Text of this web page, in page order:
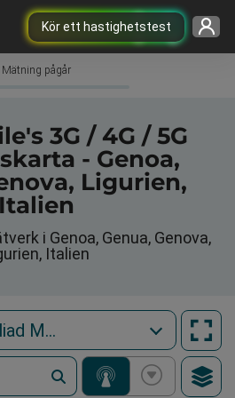
Kör ett hastighetstest
Mätning pågår
3G / 4G / 5G
- Genoa,
Ligurien,
Italien
i Genoa, Genua, Genova,
Italien
Iliad Mobile